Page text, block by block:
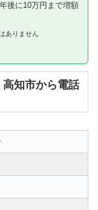
後に10万円まで増額
ありません
知市から電話